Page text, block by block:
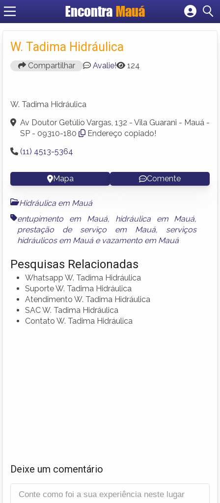
EncontraMauá
Criar conta
W. Tadima Hidráulica
Compartilhar Avalie! 124
W. Tadima Hidráulica
Av Doutor Getúlio Vargas, 132 - Vila Guarani - Mauá -
SP - 09310-180
Endereço copiado!
(11) 4513-5364
Mapa Comente
Hidráulica em Mauá
entupimento em Mauá, hidráulica em Mauá,
prestação de serviço em Mauá, serviços
hidráulicos em Mauá e vazamento em Mauá
Pesquisas Relacionadas
Whatsapp W. Tadima Hidráulica
Suporte W. Tadima Hidráulica
Atendimento W. Tadima Hidráulica
SAC W. Tadima Hidráulica
Contato W. Tadima Hidráulica
Deixe um comentário